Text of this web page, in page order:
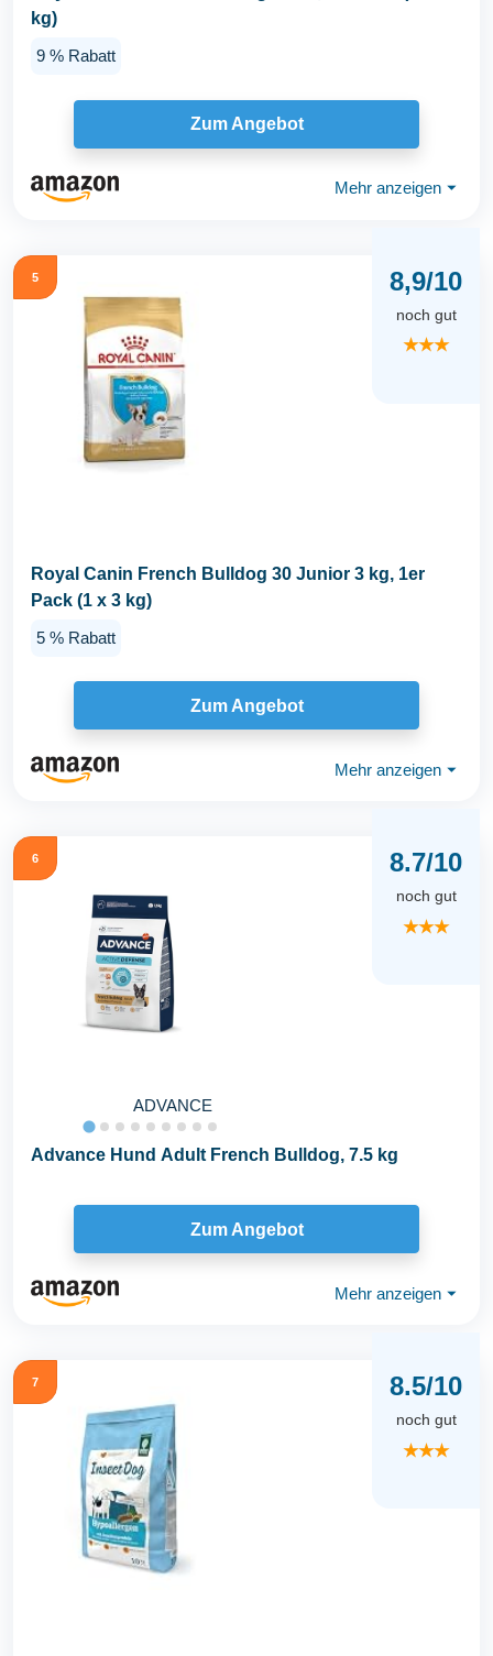
kg)
9 % Rabatt
Zum Angebot
Mehr anzeigen ⏷
5 8,9/10
noch gut
★★★
Royal Canin French Bulldog 30 Junior 3 kg, 1er
Pack (1 x 3 kg)
5 % Rabatt
Zum Angebot
Mehr anzeigen ⏷
6
ADVANCE
8.7/10
noch gut
★★★
Advance Hund Adult French Bulldog, 7.5 kg
Zum Angebot
Mehr anzeigen ⏷
7 8.5/10
noch gut
★★★